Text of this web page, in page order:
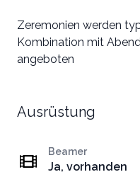
Zeremonien werden
Kombination mit
angeboten
Ausrüstung
Beamer
Ja, vorhanden